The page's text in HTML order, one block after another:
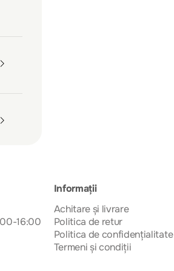
16:00
Informații
Achitare și livrare
Politica de retur
Politica de confidențialitate
Termeni și condiții